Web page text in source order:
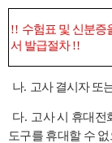
!! 수험표 및 신분증
서 발급절차!!
나. 고사 결시자 또
다. 고사 시 휴대전
도구를 휴대할 수 없